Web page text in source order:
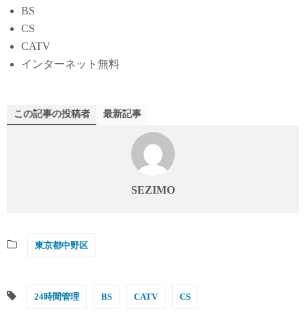
BS
CS
CATV
インターネット無料
この記事の投稿者 最新記事
SEZIMO
東京都中野区
24時間管理 BS CATV CS